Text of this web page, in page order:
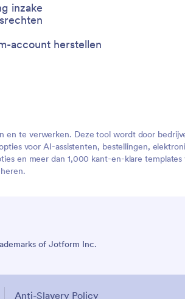
inzake
account herstellen
te verwerken. Deze tool wordt door
voor AI-assistenten, bestellingen,
en meer dan 1,000 kant-en-klare
of Jotform Inc.
Anti-Slavery Policy